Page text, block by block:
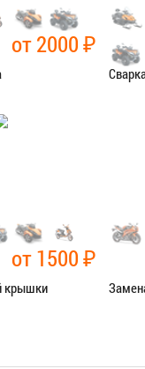
от 2000₽
работы
от 1500₽
крышки